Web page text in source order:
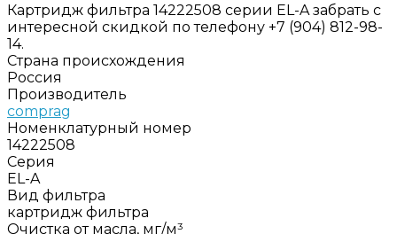
Картридж фильтра 14222508 серии EL-A забрать с
интересной скидкой по телефону +7 (904) 812-98-
14.
Страна происхождения
Россия
Производитель
comprag
Номенклатурный номер
14222508
Серия
EL-A
Вид фильтра
картридж фильтра
Очистка от масла, мг/м³